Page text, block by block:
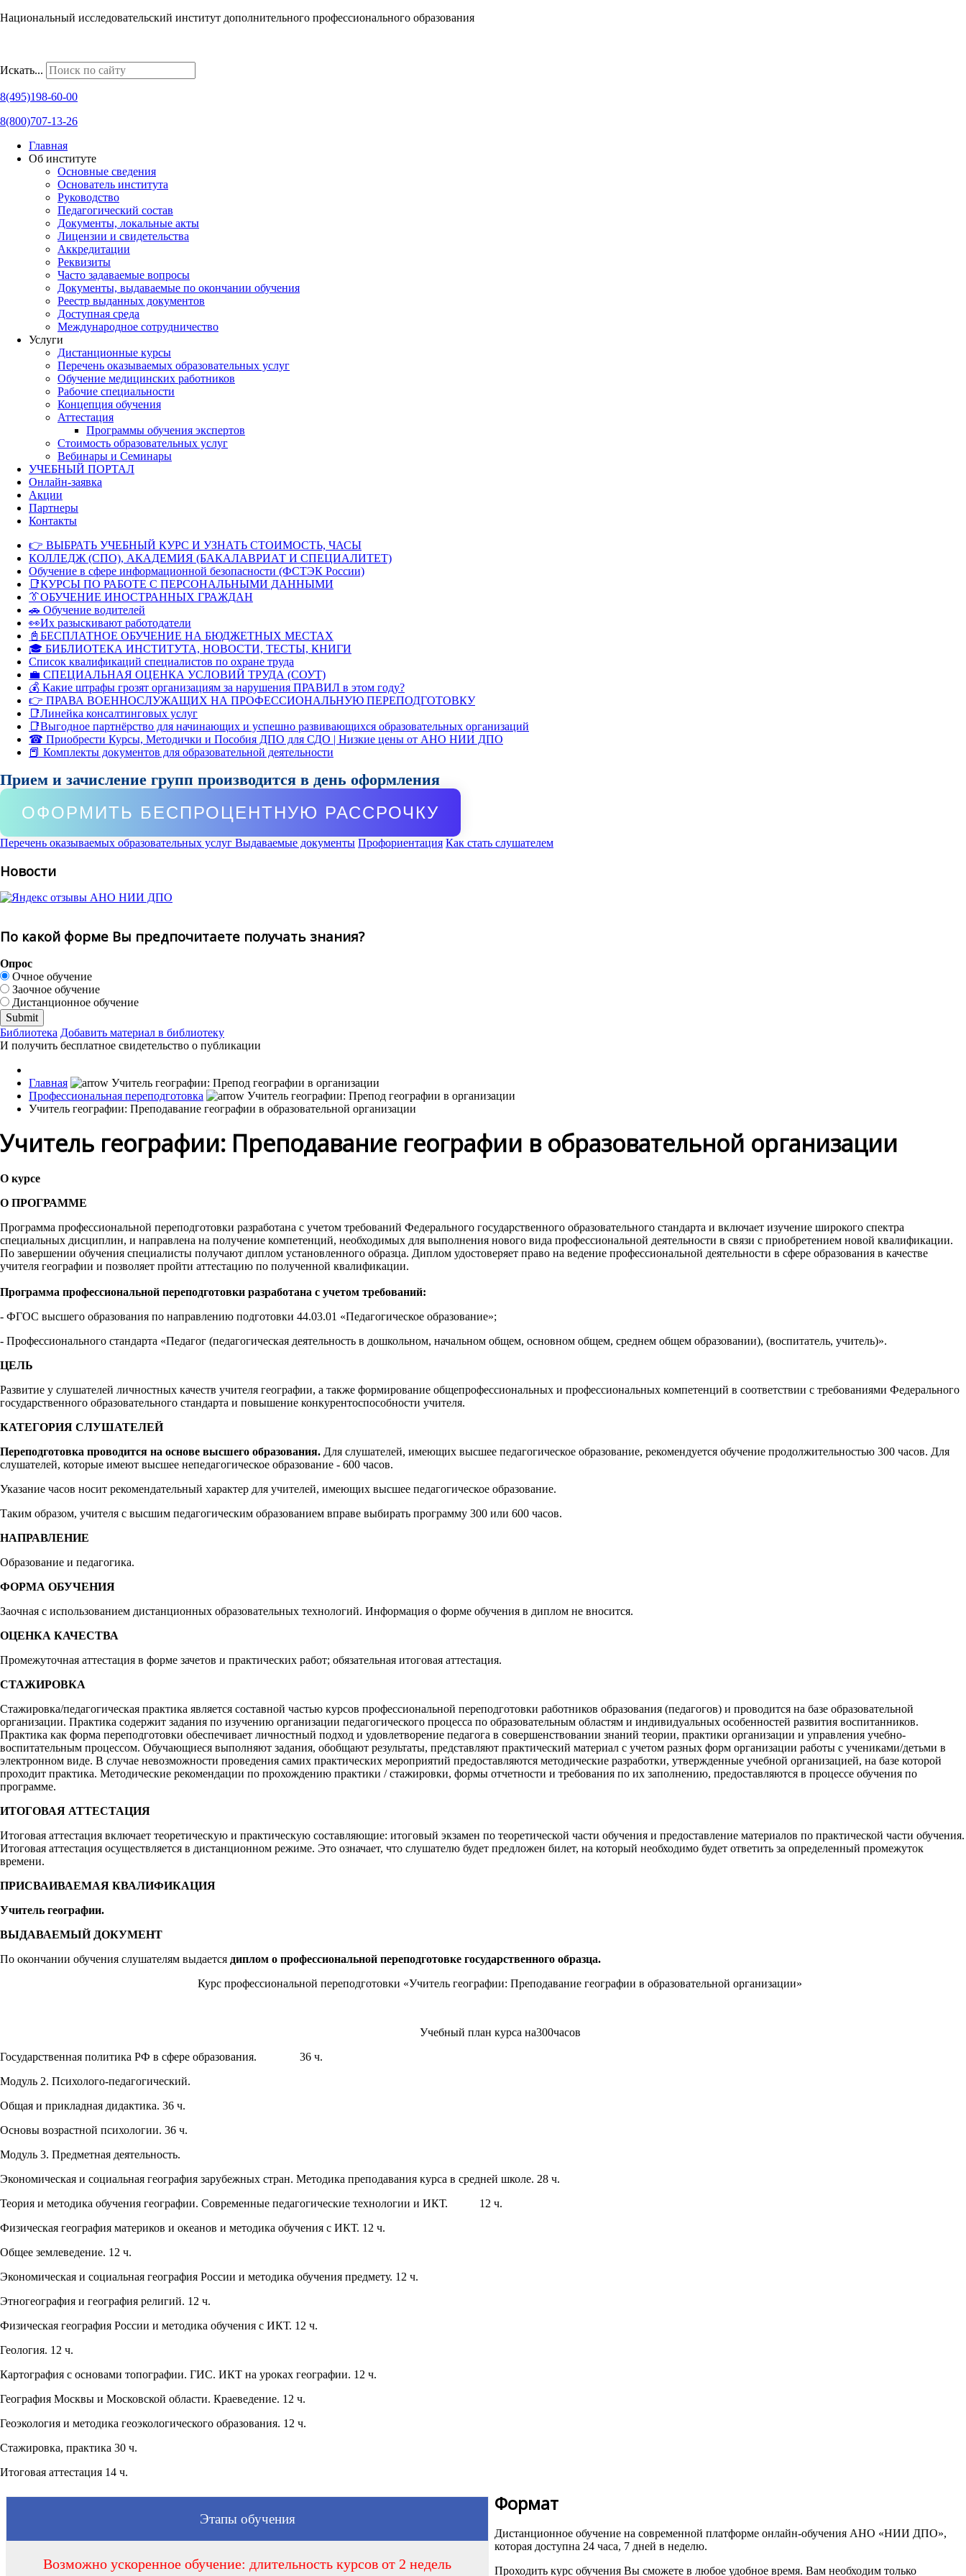
Национальный исследовательский институт дополнительного профессионального образования
Искать...
8(495)198-60-00
8(800)707-13-26
Главная
Об институте
Основные сведения
Основатель института
Руководство
Педагогический состав
Документы, локальные акты
Лицензии и свидетельства
Аккредитации
Реквизиты
Часто задаваемые вопросы
Документы, выдаваемые по окончании обучения
Реестр выданных документов
Доступная среда
Международное сотрудничество
Услуги
Дистанционные курсы
Перечень оказываемых образовательных услуг
Обучение медицинских работников
Рабочие специальности
Концепция обучения
Аттестация
Программы обучения экспертов
Стоимость образовательных услуг
Вебинары и Семинары
УЧЕБНЫЙ ПОРТАЛ
Онлайн-заявка
Акции
Партнеры
Контакты
👉 ВЫБРАТЬ УЧЕБНЫЙ КУРС И УЗНАТЬ СТОИМОСТЬ, ЧАСЫ
КОЛЛЕДЖ (СПО), АКАДЕМИЯ (БАКАЛАВРИАТ И СПЕЦИАЛИТЕТ)
Обучение в сфере информационной безопасности (ФСТЭК России)
📑КУРСЫ ПО РАБОТЕ С ПЕРСОНАЛЬНЫМИ ДАННЫМИ
👔ОБУЧЕНИЕ ИНОСТРАННЫХ ГРАЖДАН
🚗 Обучение водителей
👀Их разыскивают работодатели
📓БЕСПЛАТНОЕ ОБУЧЕНИЕ НА БЮДЖЕТНЫХ МЕСТАХ
🎓 БИБЛИОТЕКА ИНСТИТУТА, НОВОСТИ, ТЕСТЫ, КНИГИ
Список квалификаций специалистов по охране труда
💼 СПЕЦИАЛЬНАЯ ОЦЕНКА УСЛОВИЙ ТРУДА (СОУТ)
💰 Какие штрафы грозят организациям за нарушения ПРАВИЛ в этом году?
👉 ПРАВА ВОЕННОСЛУЖАЩИХ НА ПРОФЕССИОНАЛЬНУЮ ПЕРЕПОДГОТОВКУ
📑Линейка консалтинговых услуг
📑Выгодное партнёрство для начинающих и успешно развивающихся образовательных организаций
☎ Приобрести Курсы, Методички и Пособия ДПО для СДО | Низкие цены от АНО НИИ ДПО
📕 Комплекты документов для образовательной деятельности
Прием и зачисление групп производится в день оформления
ОФОРМИТЬ БЕСПРОЦЕНТНУЮ РАССРОЧКУ
Перечень оказываемых образовательных услуг Выдаваемые документы Профориентация Как стать слушателем
Новости
По какой форме Вы предпочитаете получать знания?
Опрос
Очное обучение
Заочное обучение
Дистанционное обучение
Библиотека Добавить материал в библиотеку
И получить бесплатное свидетельство о публикации
Главная
Профессиональная переподготовка
Учитель географии: Преподавание географии в образовательной организации
Учитель географии: Преподавание географии в образовательной организации
О курсе
О ПРОГРАММЕ
Программа профессиональной переподготовки разработана с учетом требований Федерального государственного образовательного стандарта и включает изучение широкого спектра
специальных дисциплин, и направлена на получение компетенций, необходимых для выполнения нового вида профессиональной деятельности в связи с приобретением новой квалификации.
По завершении обучения специалисты получают диплом установленного образца. Диплом удостоверяет право на ведение профессиональной деятельности в сфере образования в качестве
учителя географии и позволяет пройти аттестацию по полученной квалификации.
Программа профессиональной переподготовки разработана с учетом требований:
- ФГОС высшего образования по направлению подготовки 44.03.01 «Педагогическое образование»;
- Профессионального стандарта «Педагог (педагогическая деятельность в дошкольном, начальном общем, основном общем, среднем общем образовании), (воспитатель, учитель)».
ЦЕЛЬ
Развитие у слушателей личностных качеств учителя географии, а также формирование общепрофессиональных и профессиональных компетенций в соответствии с требованиями Федерального
государственного образовательного стандарта и повышение конкурентоспособности учителя.
КАТЕГОРИЯ СЛУШАТЕЛЕЙ
Переподготовка проводится на основе высшего образования. Для слушателей, имеющих высшее педагогическое образование, рекомендуется обучение продолжительностью 300 часов. Для
слушателей, которые имеют высшее непедагогическое образование - 600 часов.
Указание часов носит рекомендательный характер для учителей, имеющих высшее педагогическое образование.
Таким образом, учителя с высшим педагогическим образованием вправе выбирать программу 300 или 600 часов.
НАПРАВЛЕНИЕ
Образование и педагогика.
ФОРМА ОБУЧЕНИЯ
Заочная с использованием дистанционных образовательных технологий. Информация о форме обучения в диплом не вносится.
ОЦЕНКА КАЧЕСТВА
Промежуточная аттестация в форме зачетов и практических работ; обязательная итоговая аттестация.
СТАЖИРОВКА
Стажировка/педагогическая практика является составной частью курсов профессиональной переподготовки работников образования (педагогов) и проводится на базе образовательной
организации. Практика содержит задания по изучению организации педагогического процесса по образовательным областям и индивидуальных особенностей развития воспитанников.
Практика как форма переподготовки обеспечивает личностный подход и удовлетворение педагога в совершенствовании знаний теории, практики организации и управления учебно-
воспитательным процессом. Обучающиеся выполняют задания, обобщают результаты, представляют практический материал с учетом разных форм организации работы с учениками/детьми в
электронном виде. В случае невозможности проведения самих практических мероприятий предоставляются методические разработки, утвержденные учебной организацией, на базе которой
проходит практика. Методические рекомендации по прохождению практики / стажировки, формы отчетности и требования по их заполнению, предоставляются в процессе обучения по
программе.
ИТОГОВАЯ АТТЕСТАЦИЯ
Итоговая аттестация включает теоретическую и практическую составляющие: итоговый экзамен по теоретической части обучения и предоставление материалов по практической части обучения.
Итоговая аттестация осуществляется в дистанционном режиме. Это означает, что слушателю будет предложен билет, на который необходимо будет ответить за определенный промежуток
времени.
ПРИСВАИВАЕМАЯ КВАЛИФИКАЦИЯ
Учитель географии.
ВЫДАВАЕМЫЙ ДОКУМЕНТ
По окончании обучения слушателям выдается диплом о профессиональной переподготовке государственного образца.
Курс профессиональной переподготовки «Учитель географии: Преподавание географии в образовательной организации»
Учебный план курса на300часов
Государственная политика РФ в сфере образования. 36 ч.
Модуль 2. Психолого-педагогический.
Общая и прикладная дидактика. 36 ч.
Основы возрастной психологии. 36 ч.
Модуль 3. Предметная деятельность.
Экономическая и социальная география зарубежных стран. Методика преподавания курса в средней школе. 28 ч.
Теория и методика обучения географии. Современные педагогические технологии и ИКТ. 12 ч.
Физическая география материков и океанов и методика обучения с ИКТ. 12 ч.
Общее землеведение. 12 ч.
Экономическая и социальная география России и методика обучения предмету. 12 ч.
Этногеография и география религий. 12 ч.
Физическая география России и методика обучения с ИКТ. 12 ч.
Геология. 12 ч.
Картография с основами топографии. ГИС. ИКТ на уроках географии. 12 ч.
География Москвы и Московской области. Краеведение. 12 ч.
Геоэкология и методика геоэкологического образования. 12 ч.
Стажировка, практика 30 ч.
Итоговая аттестация 14 ч.
Этапы обучения
Возможно ускоренное обучение: длительность курсов от 2 недель
Формат
Дистанционное обучение на современной платформе онлайн-обучения АНО «НИИ ДПО»,
которая доступна 24 часа, 7 дней в неделю.
Проходить курс обучения Вы сможете в любое удобное время. Вам необходим только